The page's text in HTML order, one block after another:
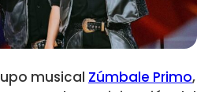
musical Zúmbale Primo,